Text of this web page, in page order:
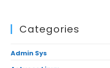
Categories
Admin Sys